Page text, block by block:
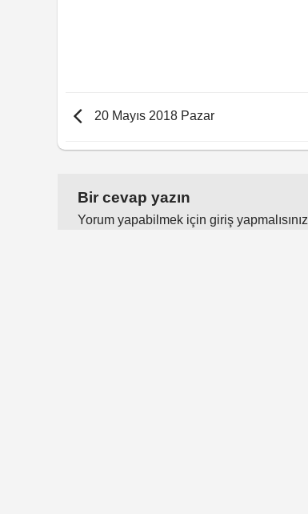
20 Mayıs 2018 Pazar
Bir cevap yazın
Yorum yapabilmek için giriş yapmalısınız